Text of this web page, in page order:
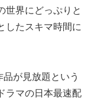
世界にどっぷりと
したスキマ時間に
が見放題という
ラマの日本最速配